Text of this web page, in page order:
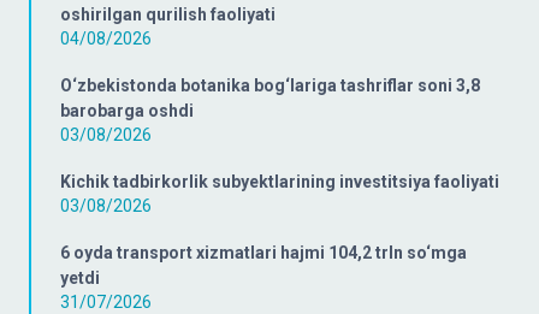
oshirilgan qurilish faoliyati
04/08/2026
O‘zbekistonda botanika bog‘lariga tashriflar soni 3,8
barobarga oshdi
03/08/2026
Kichik tadbirkorlik subyektlarining investitsiya faoliyati
03/08/2026
6 oyda transport xizmatlari hajmi 104,2 trln so‘mga
yetdi
31/07/2026